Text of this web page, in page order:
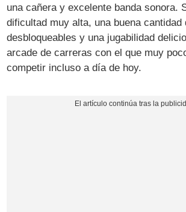
una cañera y excelente banda sonora.
dificultad muy alta, una buena cantidad
desbloqueables y una jugabilidad
arcade de carreras con el que muy
competir incluso a día de hoy.